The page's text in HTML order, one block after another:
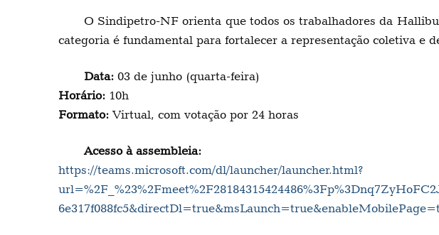
O Sindipetro-NF orienta que todos os trabalhadores da
categoria é fundamental para fortalecer a representação coletiva e
Data: 03 de junho (quarta-feira)
Horário: 10h
Formato: Virtual, com votação por 24 horas
Acesso à assembleia:
https://teams.microsoft.com/dl/launcher/launcher.html?